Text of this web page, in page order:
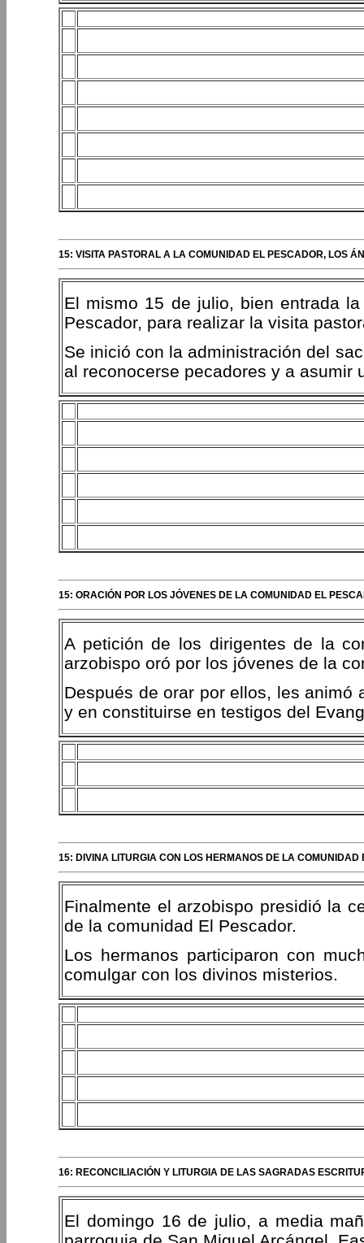
15: VISITA PASTORAL A LA COMUNIDAD EL PESCADOR, LOS
El mismo 15 de julio, bien entrada
Pescador, para realizar la visita
Se inició con la administración del
al reconocerse pecadores y a asumir
15: ORACIÓN POR LOS JÓVENES DE LA COMUNIDAD EL
A petición de los dirigentes de la
arzobispo oró por los jóvenes de la
Después de orar por ellos, les animó
y en constituirse en testigos del
15: DIVINA LITURGIA CON LOS HERMANOS DE LA
Finalmente el arzobispo presidió la
de la comunidad El Pescador.
Los hermanos participaron con
comulgar con los divinos misterios.
16: RECONCILIACIÓN Y LITURGIA DE LAS SAGRADAS
El domingo 16 de julio, a media